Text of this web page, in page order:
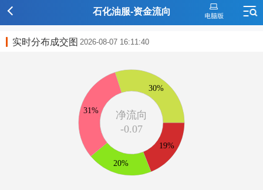
石化油服-资金流向
实时分布成交图 2026-08-07 16:11:40